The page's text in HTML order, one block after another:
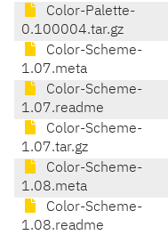
Color-Palette-
0.100004.tar.gz
Color-Scheme-
1.07.meta
Color-Scheme-
1.07.readme
Color-Scheme-
1.07.tar.gz
Color-Scheme-
1.08.meta
Color-Scheme-
1.08.readme